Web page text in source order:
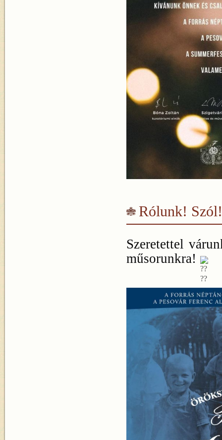
Rólunk! Szól!
Szeretettel
műsorunkra!